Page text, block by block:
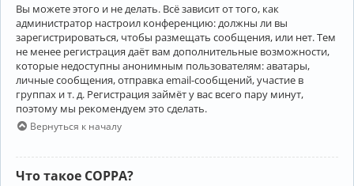
Вы можете этого и не делать. Всё зависит от того, как
администратор настроил конференцию: должны ли вы
зарегистрироваться, чтобы размещать сообщения, или нет. Тем
не менее регистрация даёт вам дополнительные возможности,
которые недоступны анонимным пользователям: аватары,
личные сообщения, отправка email-сообщений, участие в
группах и т. д. Регистрация займёт у вас всего пару минут,
поэтому мы рекомендуем это сделать.
Вернуться к началу
Что такое COPPA?